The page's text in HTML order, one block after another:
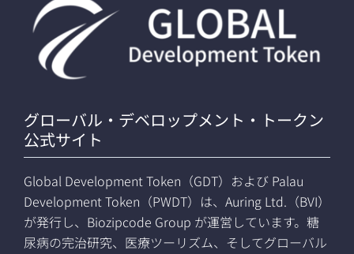
グローバル・デベロップメント・トークン
公式サイト
Global Development Token（GDT）および Palau
Development Token（PWDT）は、Auring Ltd.（BVI）
が発行し、Biozipcode Group が運営しています。糖
尿病の完治研究、医療ツーリズム、そしてグローバル